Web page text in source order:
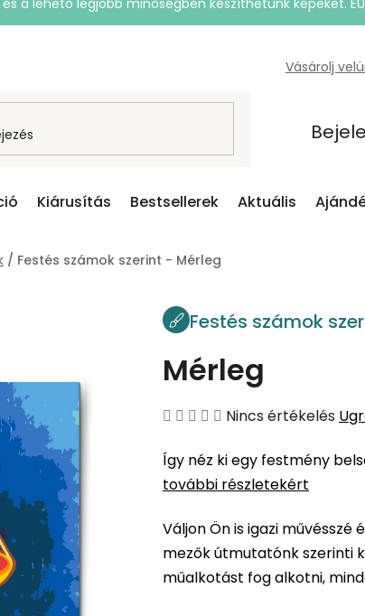
a lehető legjobb minőségben készíthetünk képeket.
Vásárolj
Kiárusítás Bestsellerek Aktuális
/ Festés számok szerint - Mérleg
Festés számok
Mérleg
A
átlagos
értékelése
ből
0,0
csillag.
Nincs értékelés
Így néz ki egy festmény
további részletekért
Váljon Ön is igazi
mezők útmutatónk szerinti
műalkotást fog alkotni,